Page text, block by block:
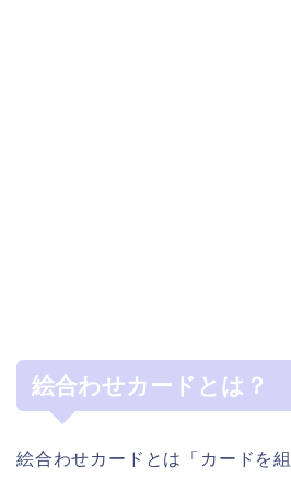
絵合わせカードとは？
絵合わせカードとは「カードを